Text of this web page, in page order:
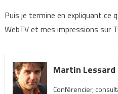
Puis je termine en expliquant ce
WebTV et mes impressions sur
Martin Lessard
Conférencier,